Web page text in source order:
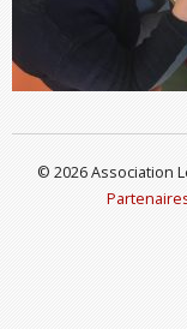
© 2026 Association